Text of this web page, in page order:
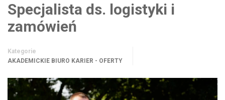
Specjalista ds. logistyki i
zamówień
Kategorie
AKADEMICKIE BIURO KARIER - OFERTY